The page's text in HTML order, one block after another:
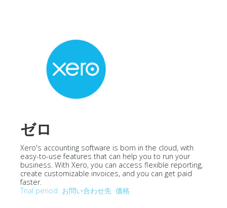
ゼロ
Xero's accounting software is born in the cloud, with
easy-to-use features that can help you to run your
business. With Xero, you can access flexible reporting,
create customizable invoices, and you can get paid
faster.
Trial period お問い合わせ先 価格